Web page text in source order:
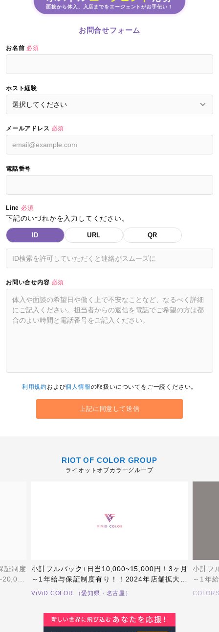
面接から体入、入店までをエージェントがお手伝い！
お問合せフォーム
お名前 必須
ホスト経験
メールアドレス 必須
電話番号
Line 必須
下記のいづれかを入力してください。
ID URL QR
お問い合せ内容 必須
利用規約および個人情報の取扱いについてをご一読ください。
RIOT OF COLOR GROUP
ライオットオブカラーグループ
証制度
小計フルバック+日当10,000~15,000円！3ヶ月
～1年給与保証制度有り！！2024年店舗拡大に
つき、体験料30,000円支給！ヘアセット月
有り！
ViViD COLOR （愛知県・名古屋）
小計フ
～1年
つき、